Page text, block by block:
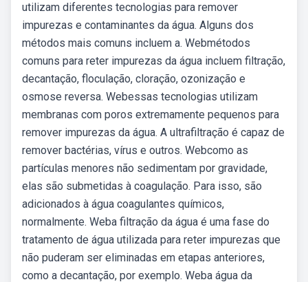
utilizam diferentes tecnologias para remover
impurezas e contaminantes da água. Alguns dos
métodos mais comuns incluem a. Webmétodos
comuns para reter impurezas da água incluem filtração,
decantação, floculação, cloração, ozonização e
osmose reversa. Webessas tecnologias utilizam
membranas com poros extremamente pequenos para
remover impurezas da água. A ultrafiltração é capaz de
remover bactérias, vírus e outros. Webcomo as
partículas menores não sedimentam por gravidade,
elas são submetidas à coagulação. Para isso, são
adicionados à água coagulantes químicos,
normalmente. Weba filtração da água é uma fase do
tratamento de água utilizada para reter impurezas que
não puderam ser eliminadas em etapas anteriores,
como a decantação, por exemplo. Weba água da